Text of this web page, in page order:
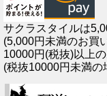
サクラスタイルは
(5,000円未満のお買
10000円(税抜)以上
(税抜10000円未満